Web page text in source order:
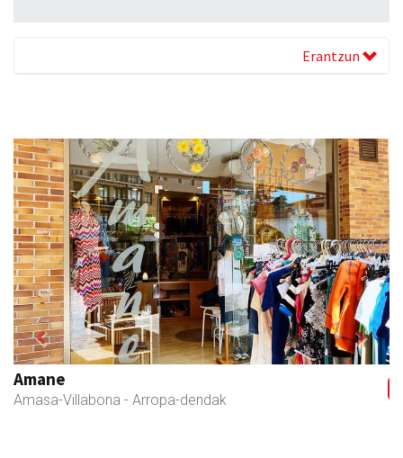
Erantzun
Akam espazioa
Amasa-Villabona - Arropa-dendak
Previous Next